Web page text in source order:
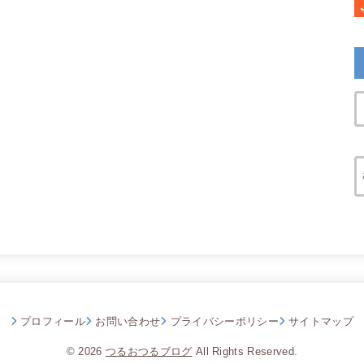
プロフィール お問い合わせ プライバシーポリシー サイトマップ
© 2026 つるおつるブログ All Rights Reserved.